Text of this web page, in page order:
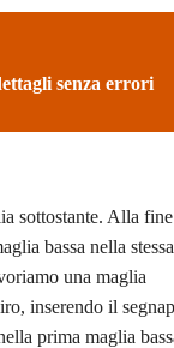
senza errori
sottostante. Alla
bassa nella stessa
una maglia
inserendo il
prima maglia